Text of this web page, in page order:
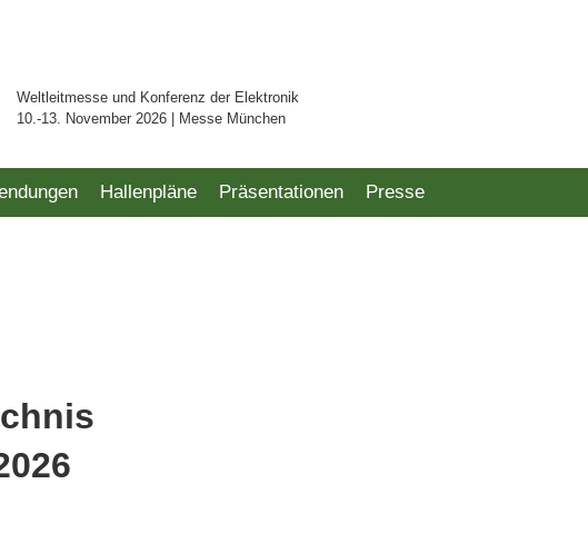
Weltleitmesse und Konferenz der Elektronik
10.-13. November 2026 | Messe München
Hallenpläne Präsentationen Presse